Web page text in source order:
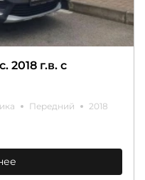
2018 г.в. с
Передний 2018